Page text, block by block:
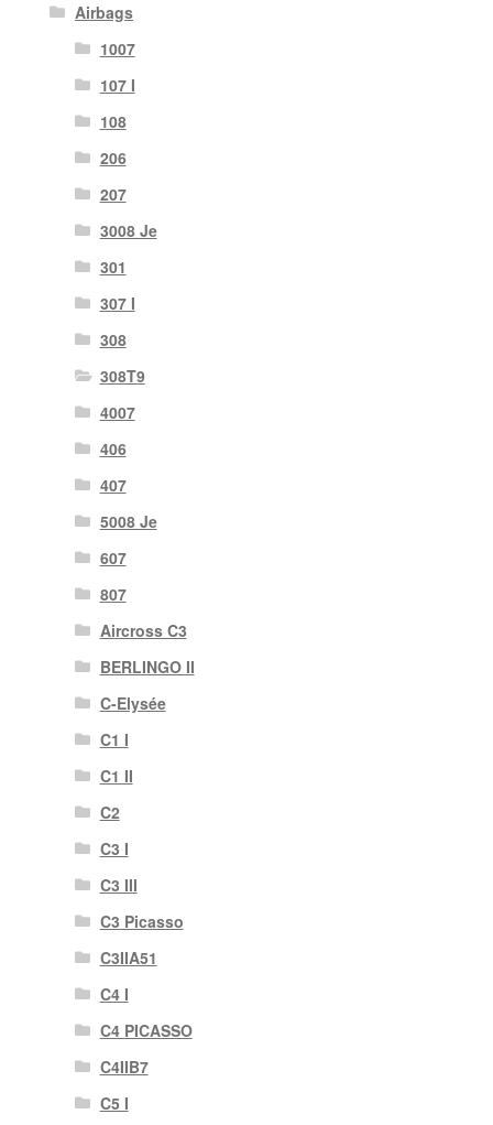
Airbags
1007
107 I
108
206
207
3008 Je
301
307 I
308
308T9
4007
406
407
5008 Je
607
807
Aircross C3
BERLINGO II
C-Elysée
C1 I
C1 II
C2
C3 I
C3 III
C3 Picasso
C3IIA51
C4 I
C4 PICASSO
C4IIB7
C5 I